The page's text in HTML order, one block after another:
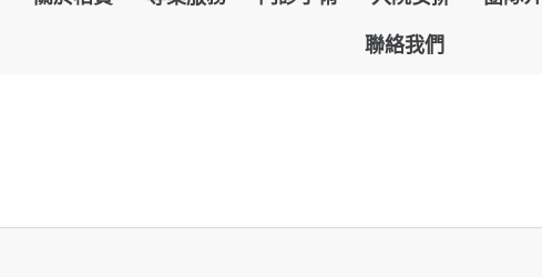
內
聯絡我們